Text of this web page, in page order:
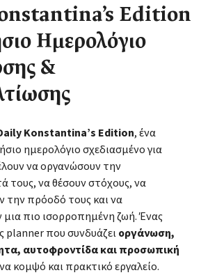
Edition
Ημερολόγιο
&
Konstantina’s Edition, ένα
ημερολόγιο σχεδιασμένο για
να οργανώσουν την
τους, να θέσουν στόχους, να
την πρόοδό τους και να
πιο ισορροπημένη ζωή. Ένας
planner που συνδυάζειοργάνωση,
αυτοφροντίδα και προσωπική
κομψό και πρακτικό εργαλείο.